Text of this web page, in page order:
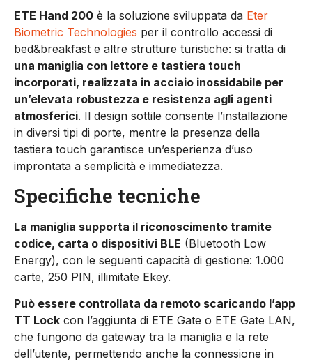
ETE Hand 200 è la soluzione sviluppata da Eter
Biometric Technologies per il controllo accessi di
bed&breakfast e altre strutture turistiche: si tratta di
una maniglia con lettore e tastiera touch
incorporati, realizzata in acciaio inossidabile per
un’elevata robustezza e resistenza agli agenti
atmosferici. Il design sottile consente l’installazione
in diversi tipi di porte, mentre la presenza della
tastiera touch garantisce un’esperienza d’uso
improntata a semplicità e immediatezza.
Specifiche tecniche
La maniglia supporta il riconoscimento tramite
codice, carta o dispositivi BLE (Bluetooth Low
Energy), con le seguenti capacità di gestione: 1.000
carte, 250 PIN, illimitate Ekey.
Può essere controllata da remoto scaricando l’app
TT Lock con l’aggiunta di ETE Gate o ETE Gate LAN,
che fungono da gateway tra la maniglia e la rete
dell’utente, permettendo anche la connessione in